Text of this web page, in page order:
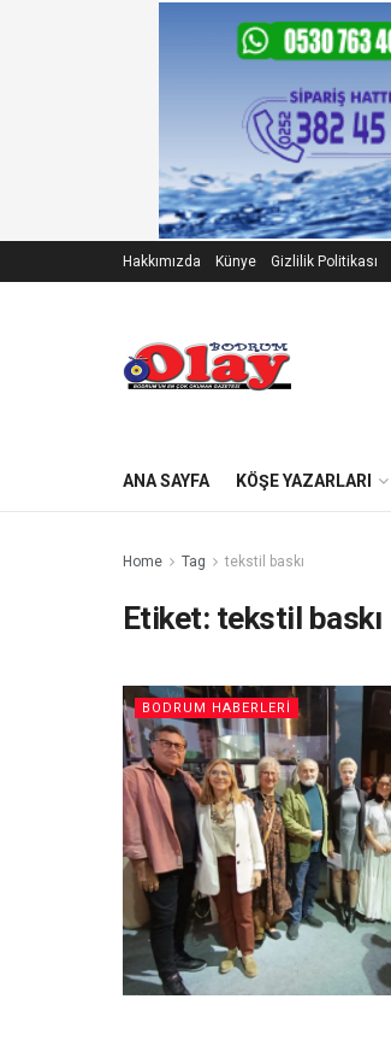
Hakkımızda Künye Gizlilik Politikası
ANA SAYFA KÖŞE YAZARLARI
Home Tag tekstil baskı
Etiket: tekstil baskı
BODRUM HABERLERI